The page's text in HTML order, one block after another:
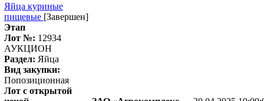
Яйца куриные
пищевые [Завершен]
Этап
Лот №: 12934
АУКЦИОН
Раздел: Яйца
Вид закупки:
Попозиционная
Лот с открытой